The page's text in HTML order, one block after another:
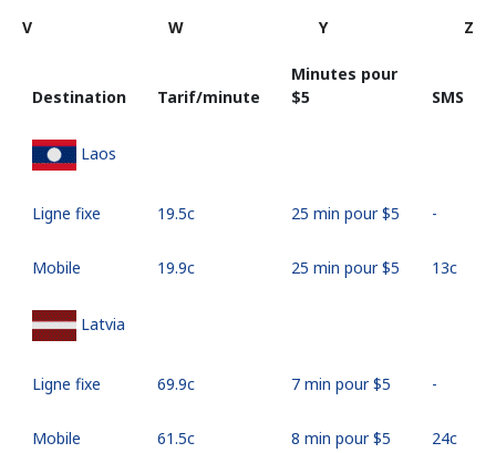
V
W Y Z
Destination Tarif/minute
Minutes pour
⁦$5⁩
SMS
Laos
Ligne fixe ⁦19.5c⁩ 25 min pour ⁦$5⁩ -
Mobile ⁦19.9c⁩ 25 min pour ⁦$5⁩ ⁦13c⁩
Latvia
Ligne fixe ⁦69.9c⁩ 7 min pour ⁦$5⁩ -
Mobile ⁦61.5c⁩ 8 min pour ⁦$5⁩ ⁦24c⁩